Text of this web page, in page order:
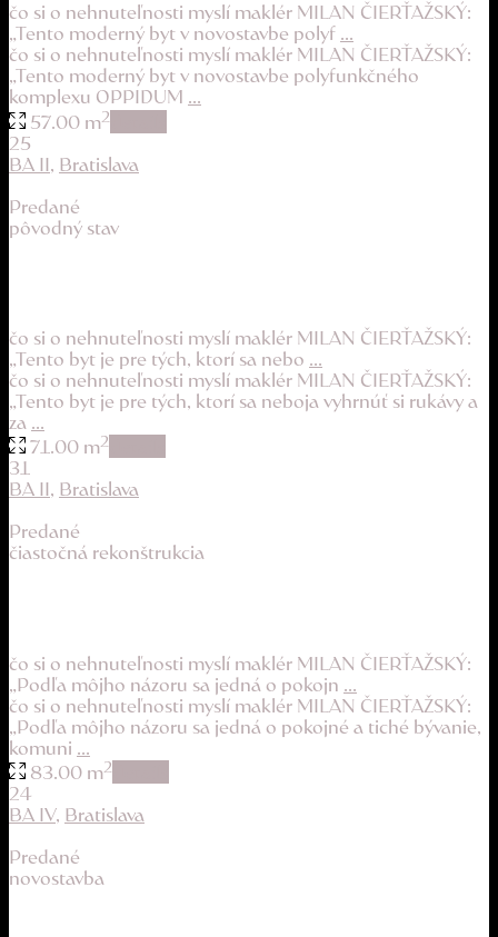
čo si o nehnuteľnosti myslí maklér MILAN ČIERŤAŽSKÝ:
„Tento moderný byt v novostavbe polyf ...
čo si o nehnuteľnosti myslí maklér MILAN ČIERŤAŽSKÝ:
„Tento moderný byt v novostavbe polyfunkčného
komplexu OPPIDUM ...
57.00 m2
25
BA II Bratislava
Predané
pôvodný stav
čo si o nehnuteľnosti myslí maklér MILAN ČIERŤAŽSKÝ:
„Tento byt je pre tých, ktorí sa nebo ...
čo si o nehnuteľnosti myslí maklér MILAN ČIERŤAŽSKÝ:
„Tento byt je pre tých, ktorí sa neboja vyhrnúť si rukávy a
za ...
71.00 m2
31
BA II, Bratislava
Predané
čiastočná rekonštrukcia
čo si o nehnuteľnosti myslí maklér MILAN ČIERŤAŽSKÝ:
„Podľa môjho názoru sa jedná o pokojn ...
čo si o nehnuteľnosti myslí maklér MILAN ČIERŤAŽSKÝ:
„Podľa môjho názoru sa jedná o pokojné a tiché bývanie,
komuni ...
83.00 m2
24
BA IV, Bratislava
Predané
novostavba